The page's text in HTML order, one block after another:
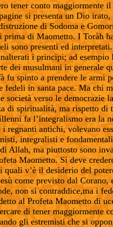
tener conto maggiormente
si presenta un Dio
di Sodoma e
prima di Maometto. I Toràh
sono presenti ed
i principi; ad
dei musulmani in generale
fu spinto a prendere le armi
fedeli in santa pace. Ma chi
società verso le democrazie
di spiritualità, ma rispetto di
fa l’integralismo era la
regnanti antichi, volevano
integralisti e
Allah, ma piuttosto sono
Maometto. Si deve
v’è il desiderio del
come previsto dal
non si contraddice,ma i
al Profeta Maometto di
di tener maggiormente
gli estremisti che si